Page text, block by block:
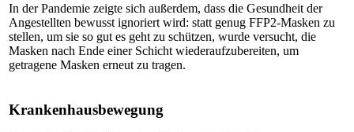
In der Pandemie zeigte sich außerdem, dass die Gesundheit der
Angestellten bewusst ignoriert wird: statt genug FFP2-Masken zu
stellen, um sie so gut es geht zu schützen, wurde versucht, die
Masken nach Ende einer Schicht wiederaufzubereiten, um
getragene Masken erneut zu tragen.
Krankenhausbewegung